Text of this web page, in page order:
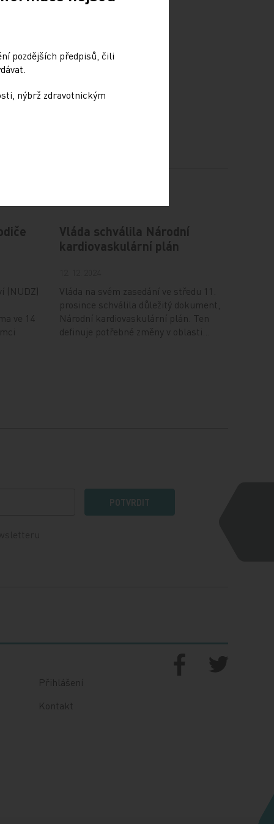
(NUDZ)
ve 14
Vláda schválila Národní
kardiovaskulární plán
Vláda na svém zasedání ve středu 11.
prosince schválila důležitý dokument,
Národní kardiovaskulární plán. Ten
definuje potřebné změny v oblasti…
POTVRDIT
Přihlášení
Kontakt
pozdějších předpisů, čili
nýbrž zdravotnickým